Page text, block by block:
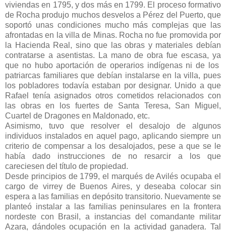
viviendas en 1795, y dos más en 1799. El proceso formativo
de Rocha produjo muchos desvelos a Pérez del Puerto, que
soportó unas condiciones mucho más complejas que las
afrontadas en la villa de Minas. Rocha no fue promovida por
la Hacienda Real, sino que las obras y materiales debían
contratarse a asentistas. La mano de obra fue escasa, ya
que no hubo aportación de operarios indígenas ni de los
patriarcas familiares que debían instalarse en la villa, pues
los pobladores todavía estaban por designar. Unido a que
Rafael tenía asignados otros cometidos relacionados con
las obras en los fuertes de Santa Teresa, San Miguel,
Cuartel de Dragones en Maldonado, etc.
Asimismo, tuvo que resolver el desalojo de algunos
individuos instalados en aquel pago, aplicando siempre un
criterio de compensar a los desalojados, pese a que se le
había dado instrucciones de no resarcir a los que
careciesen del título de propiedad.
Desde principios de 1799, el marqués de Avilés ocupaba el
cargo de virrey de Buenos Aires, y deseaba colocar sin
espera a las familias en depósito transitorio. Nuevamente se
planteó instalar a las familias peninsulares en la frontera
nordeste con Brasil, a instancias del comandante militar
Azara, dándoles ocupación en la actividad ganadera. Tal